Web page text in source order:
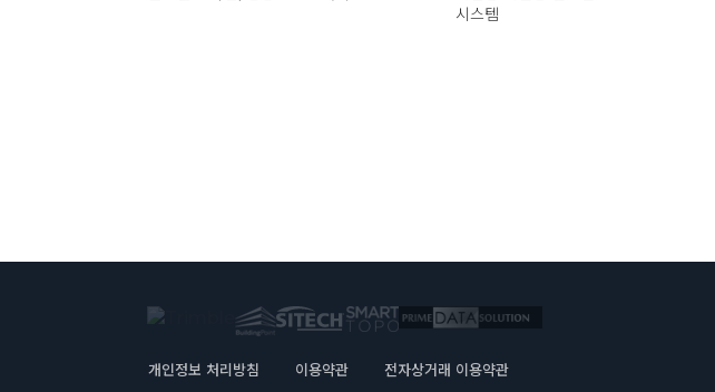
시스템
개인정보 처리방침 이용약관 전자상거래 이용약관